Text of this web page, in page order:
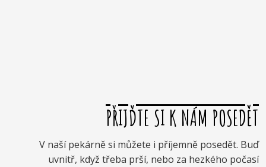
PŘIJĎTE SI K NÁM POSEDĚT
V naší pekárně si můžete i příjemně posedět. Buď
uvnitř, když třeba prší, nebo za hezkého počasí